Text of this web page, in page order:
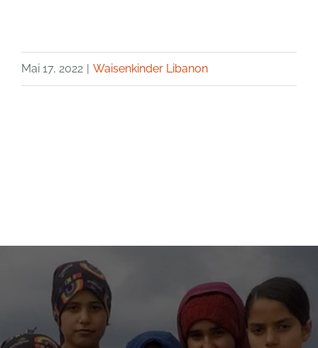
Mai 17, 2022 | Waisenkinder Libanon